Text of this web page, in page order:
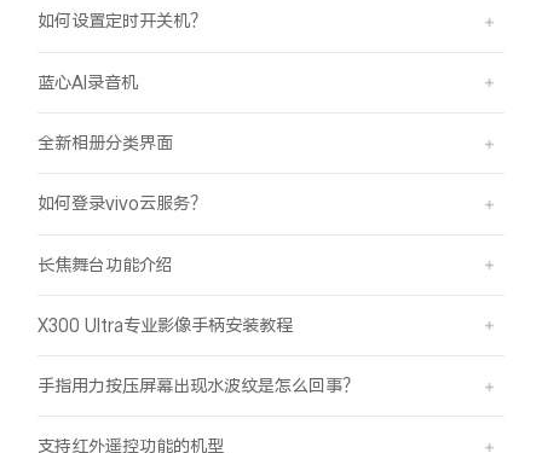
如何设置定时开关机？
蓝心AI录音机
全新相册分类界面
如何登录vivo云服务？
长焦舞台功能介绍
X300 Ultra专业影像手柄安装教程
手指用力按压屏幕出现水波纹是怎么回事？
支持红外遥控功能的机型